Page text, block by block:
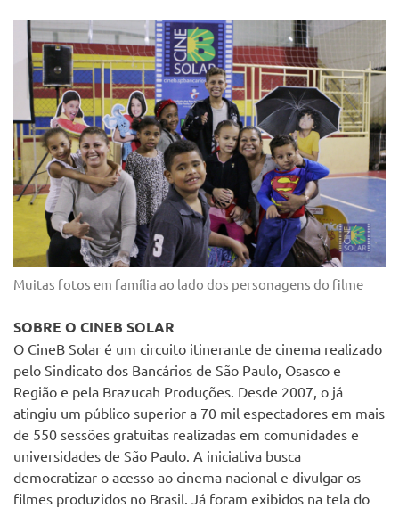
Muitas fotos em família ao lado dos personagens do filme
SOBRE O CINEB SOLAR
O CineB Solar é um circuito itinerante de cinema realizado
pelo Sindicato dos Bancários de São Paulo, Osasco e
Região e pela Brazucah Produções. Desde 2007, o já
atingiu um público superior a 70 mil espectadores em mais
de 550 sessões gratuitas realizadas em comunidades e
universidades de São Paulo. A iniciativa busca
democratizar o acesso ao cinema nacional e divulgar os
filmes produzidos no Brasil. Já foram exibidos na tela do